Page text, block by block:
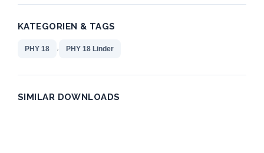
KATEGORIEN & TAGS
PHY 18 , PHY 18 Linder
SIMILAR DOWNLOADS